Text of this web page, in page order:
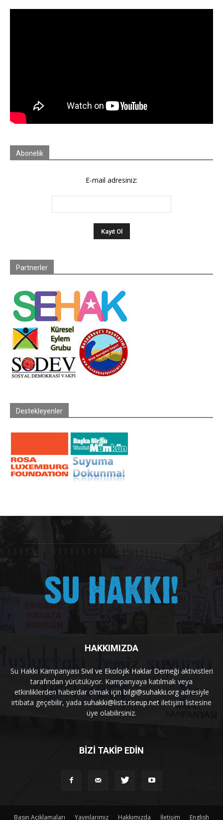
Abonelik
E-mail adresiniz:
Partnerler
Destekleyenler
HAKKIMIZDA
Su Hakkı Kampanyası Sivil ve Ekolojik Haklar Derneği aktivistleri
tarafından yürütülüyor. Kampanyaya katılmak veya
etkinliklerden haberdar olmak için bilgi@suhakki.orgadresiyle
irtibata geçebilir, yada suhakki@lists.riseup.net iletişim listesine
üye olabilirsiniz.
BİZİ TAKİP EDİN
Basın Açıklamaları Yayınlarımız Hakkımızda İletişim English